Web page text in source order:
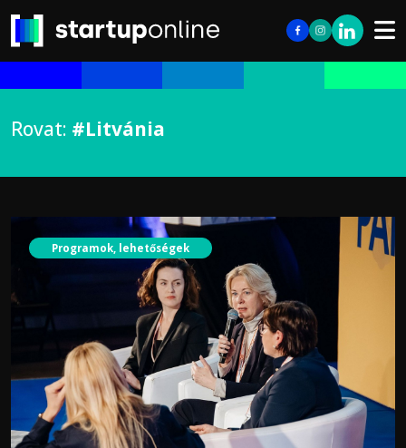
Rovat: #Litvánia
Programok, lehetőségek